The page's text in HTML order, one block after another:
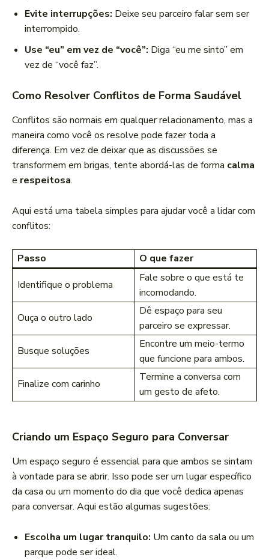
Evite interrupções: Deixe seu parceiro falar sem ser
interrompido.
Use “eu” em vez de “você”: Diga “eu me sinto” em
vez de “você faz”.
Como Resolver Conflitos de Forma Saudável
Conflitos são normais em qualquer relacionamento, mas a
maneira como você os resolve pode fazer toda a
diferença. Em vez de deixar que as discussões se
transformem em brigas, tente abordá-las de forma calma
e respeitosa.
Aqui está uma tabela simples para ajudar você a lidar com
conflitos:
Passo
O que fazer
Identifique o problema
Fale sobre o que está te
incomodando.
Ouça o outro lado
Dê espaço para seu
parceiro se expressar.
Busque soluções
Encontre um meio-termo
que funcione para ambos.
Finalize com carinho
Termine a conversa com
um gesto de afeto.
Criando um Espaço Seguro para Conversar
Um espaço seguro é essencial para que ambos se sintam
à vontade para se abrir. Isso pode ser um lugar específico
da casa ou um momento do dia que você dedica apenas
para conversar. Aqui estão algumas sugestões:
Escolha um lugar tranquilo: Um canto da sala ou um
parque pode ser ideal.